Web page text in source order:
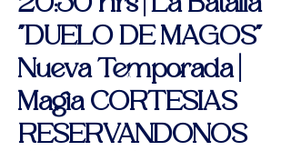
"DUELO DE MAGOS"
Nueva Temporada |
Magia CORTESIAS
RESERVANDONOS